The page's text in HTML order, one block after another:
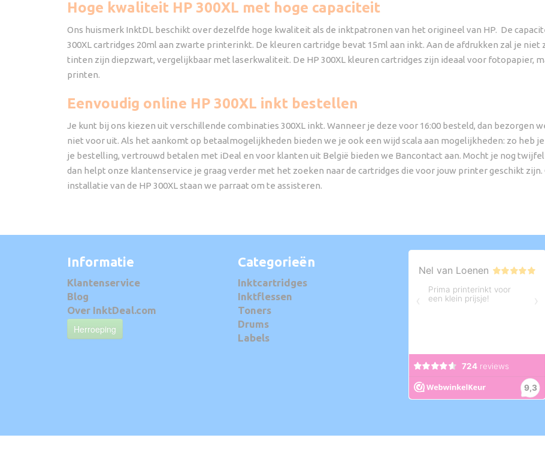
Hoge kwaliteit HP 300XL met hoge capaciteit
Ons huismerk InktDL beschikt over dezelfde hoge kwaliteit als de inktpatronen van het origineel van HP. De
300XL cartridges 20ml aan zwarte printerinkt. De kleuren cartridge bevat 15ml aan inkt. Aan de afdrukken zal je
tinten zijn diepzwart, vergelijkbaar met laserkwaliteit. De HP 300XL kleuren cartridges zijn ideaal voor fotopapier,
printen.
Eenvoudig online HP 300XL inkt bestellen
Je kunt bij ons kiezen uit verschillende combinaties 300XL inkt. Wanneer je deze voor 16:00 besteld, dan bezorgen
niet voor uit. Als het aankomt op betaalmogelijkheden bieden we je ook een wijd scala aan mogelijkheden: zo heb
je bestelling, vertrouwd betalen met iDeal en voor klanten uit België bieden we Bancontact aan. Mocht je nog
dan helpt onze klantenservice je graag verder met het zoeken naar de cartridges die voor jouw printer geschikt
installatie van de HP 300XL staan we parraat om te assisteren.
Informatie
Klantenservice
Blog
Over InktDeal.com
Herroeping
Categorieën
Inktcartridges
Inktflessen
Toners
Drums
Labels